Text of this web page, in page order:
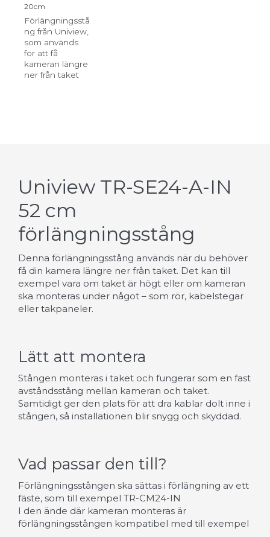
20cm
Förlängningsstå
ng från Uniview,
som används
för att få
kameran längre
ner från taket
Uniview TR-SE24-A-IN
52 cm
förlängningsstång
Denna förlängningsstång används när du behöver
få din kamera längre ner från taket. Det kan till
exempel vara om taket är högt eller om kameran
ska monteras under något – som rör, kabelstegar
eller takpaneler.
Lätt att montera
Stången monteras i taket och fungerar som en fast
avståndsstång mellan kameran och taket.
Samtidigt ger den plats för att dra kablar dolt inne i
stången, så installationen blir snygg och skyddad.
Vad passar den till?
Förlängningsstången ska sättas i förlängning av ett
fäste, som till exempel TR-CM24-IN
I den ände där kameran monteras är
förlängningsstången kompatibel med till exempel